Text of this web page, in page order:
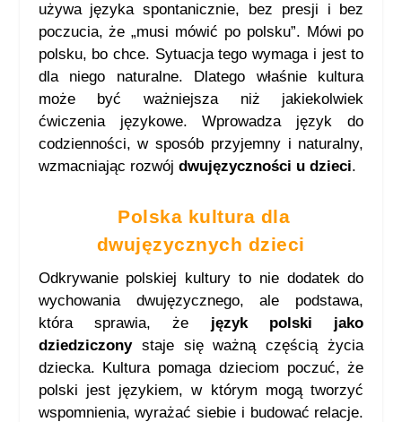
używa języka spontanicznie, bez presji i bez
poczucia, że „musi mówić po polsku”. Mówi po
polsku, bo chce. Sytuacja tego wymaga i jest to
dla niego naturalne. Dlatego właśnie kultura
może być ważniejsza niż jakiekolwiek
ćwiczenia językowe. Wprowadza język do
codzienności, w sposób przyjemny i naturalny,
wzmacniając rozwój dwujęzyczności u dzieci.
Polska kultura dla
dwujęzycznych dzieci
Odkrywanie polskiej kultury to nie dodatek do
wychowania dwujęzycznego, ale podstawa,
która sprawia, że język polski jako
dziedziczonystaje się ważną częścią życia
dziecka. Kultura pomaga dzieciom poczuć, że
polski jest językiem, w którym mogą tworzyć
wspomnienia, wyrażać siebie i budować relacje.